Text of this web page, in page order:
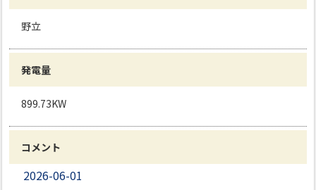
野立
発電量
899.73KW
コメント
2026-06-01